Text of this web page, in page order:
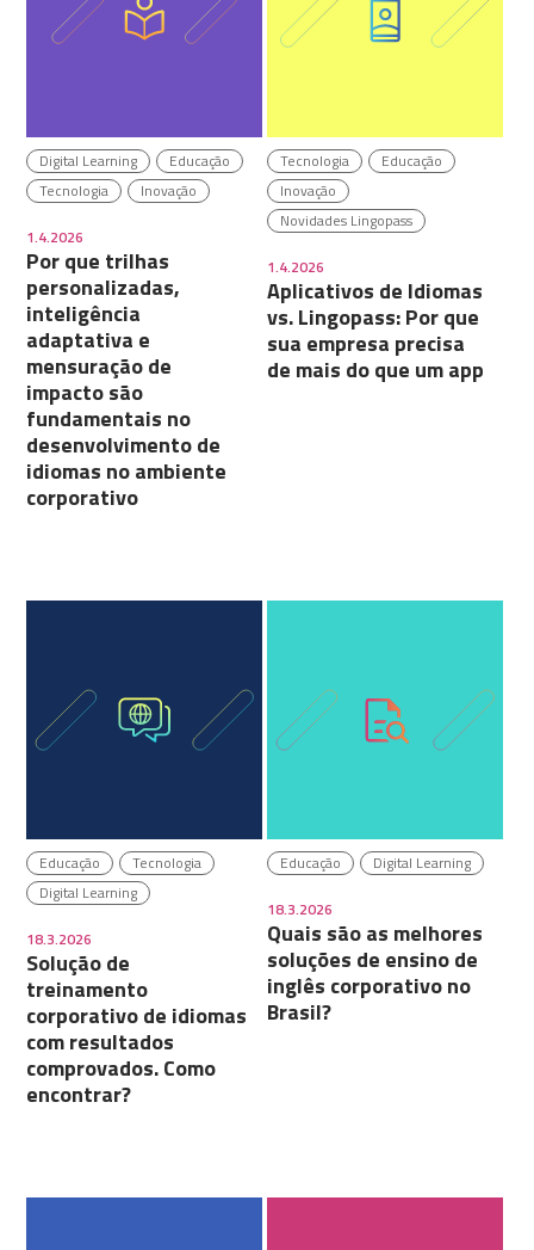
Digital Learning
Educação
Tecnologia
Inovação
1.4.2026
Por que trilhas
personalizadas,
inteligência
adaptativa e
mensuração de
impacto são
fundamentais no
desenvolvimento de
idiomas no ambiente
corporativo
Tecnologia
Educação
Inovação
Novidades Lingopass
1.4.2026
Aplicativos de Idiomas
vs. Lingopass: Por que
sua empresa precisa
de mais do que um app
Educação
Tecnologia
Digital Learning
18.3.2026
Solução de
treinamento
corporativo de idiomas
com resultados
comprovados. Como
encontrar?
Educação Digital Learning
18.3.2026
Quais são as melhores
soluções de ensino de
inglês corporativo no
Brasil?